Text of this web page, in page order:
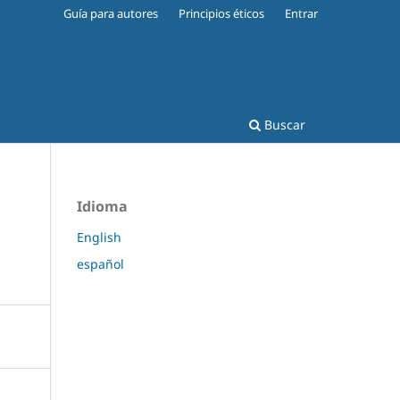
Buscar
Guía para autores Principios éticos Entrar
Idioma
English
español